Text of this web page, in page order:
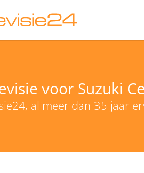
voor Suzuki
al meer dan 35 jaar